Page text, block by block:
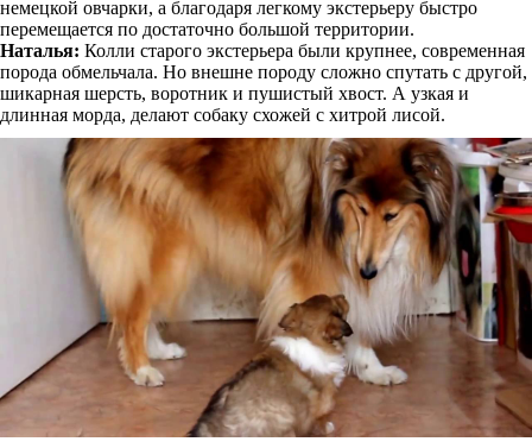
немецкой овчарки, а благодаря легкому экстерьеру быстро
перемещается по достаточно большой территории.
Наталья: Колли старого экстерьера были крупнее, современная
порода обмельчала. Но внешне породу сложно спутать с другой,
шикарная шерсть, воротник и пушистый хвост. А узкая и
длинная морда, делают собаку схожей с хитрой лисой.